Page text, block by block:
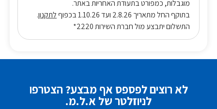
מוגבלות, כמפורט בתעודת האחריות באתר.
בתוקף החל מתאריך 2.8.26 ועד 1.10.26 בכפוף
לתקנון.
התשלום יתבצע מול חברת השירות 2220*
לא רוצים לפספס אף מבצע? הצטרפו
לניוזלטר של א.ל.מ.